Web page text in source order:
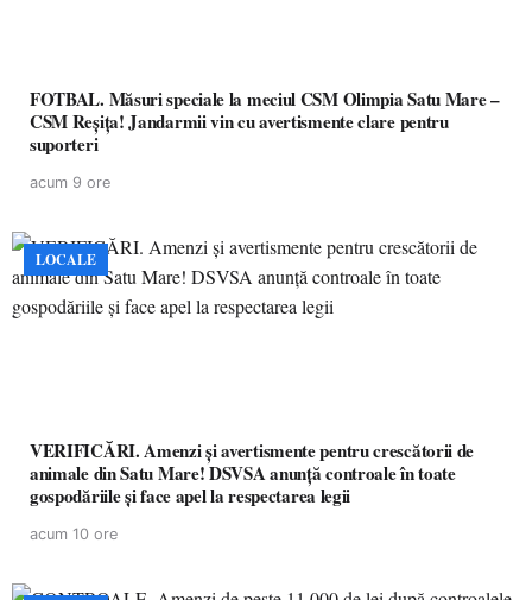
FOTBAL. Măsuri speciale la meciul CSM Olimpia Satu Mare –
CSM Reșița! Jandarmii vin cu avertismente clare pentru
suporteri
acum 9 ore
LOCALE
VERIFICĂRI. Amenzi și avertismente pentru crescătorii de
animale din Satu Mare! DSVSA anunță controale în toate
gospodăriile și face apel la respectarea legii
acum 10 ore